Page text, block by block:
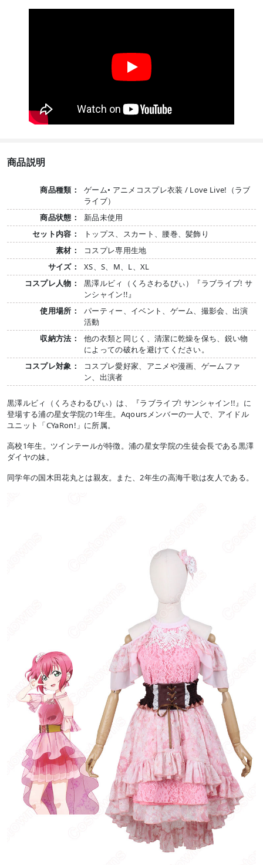
商品説明
商品種類：
ゲーム• アニメコスプレ衣装 / Love Live!（ラブ
ライブ）
商品状態：
新品未使用
セット内容：
トップス、スカート、腰巻、髪飾り
素材：
コスプレ専用生地
サイズ：
XS、S、M、L、XL
コスプレ人物：
黒澤ルビィ（くろさわるびぃ）『ラブライブ! サ
ンシャイン!!』
使用場所：
パーティー、イベント、ゲーム、撮影会、出演
活動
収納方法：
他の衣類と同じく、清潔に乾燥を保ち、鋭い物
によっての破れを避けてください。
コスプレ対象：
コスプレ愛好家、アニメや漫画、ゲームファ
ン、出演者
黒澤ルビィ（くろさわるびぃ）は、『ラブライブ! サンシャイン!!』に
登場する浦の星女学院の1年生。Aqoursメンバーの一人で、アイドル
ユニット「CYaRon!」に所属。
高校1年生。ツインテールが特徴。浦の星女学院の生徒会長である黒澤
ダイヤの妹。
同学年の国木田花丸とは親友。また、2年生の高海千歌は友人である。